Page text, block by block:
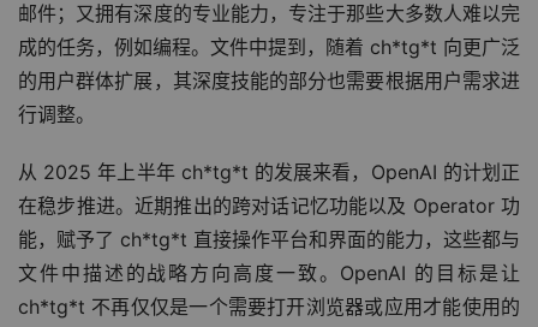
邮件；又拥有深度的专业能力，专注于那些大多数人难以完
成的任务，例如编程。文件中提到，随着 ch*tg*t 向更广泛
的用户群体扩展，其深度技能的部分也需要根据用户需求进
行调整。
从 2025 年上半年 ch*tg*t 的发展来看，OpenAI 的计划正
在稳步推进。近期推出的跨对话记忆功能以及 Operator 功
能，赋予了 ch*tg*t 直接操作平台和界面的能力，这些都与
文件中描述的战略方向高度一致。OpenAI 的目标是让
ch*tg*t 不再仅仅是一个需要打开浏览器或应用才能使用的